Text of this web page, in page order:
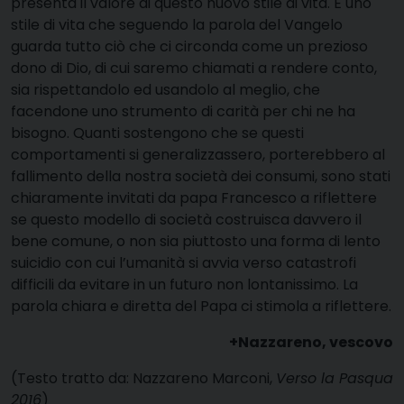
stile di vita che seguendo la parola del Vangelo
guarda tutto ciò che ci circonda come un prezioso
dono di Dio, di cui saremo chiamati a rendere conto,
sia rispettandolo ed usandolo al meglio, che
facendone uno strumento di carità per chi ne ha
bisogno. Quanti sostengono che se questi
comportamenti si generalizzassero, porterebbero al
fallimento della nostra società dei consumi, sono stati
chiaramente invitati da papa Francesco a riflettere
se questo modello di società costruisca davvero il
bene comune, o non sia piuttosto una forma di lento
suicidio con cui l’umanità si avvia verso catastrofi
difficili da evitare in un futuro non lontanissimo. La
parola chiara e diretta del Papa ci stimola a riflettere.
+Nazzareno, vescovo
(Testo tratto da: Nazzareno Marconi, Verso la Pasqua
2016)